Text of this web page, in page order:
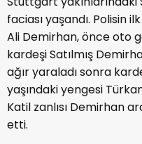
faciası yaşandı. Polisin
Ali Demirhan, önce oto
kardeşi Satılmış
ağır yaraladı sonra
yaşındaki yengesi
Katil zanlısı Demirhan
etti.